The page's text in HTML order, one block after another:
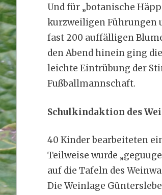
Und für „botanische
kurzweiligen Führungen
fast 200 auffälligen
den Abend hinein ging
leichte Eintrübung der
Fußballmannschaft.
Schulkindaktion des
40 Kinder bearbeiteten
Teilweise wurde
auf die Tafeln des
Die Weinlage